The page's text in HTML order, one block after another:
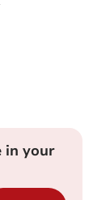
in your